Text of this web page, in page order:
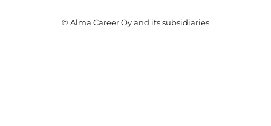
© Alma Career Oy and its subsidiaries